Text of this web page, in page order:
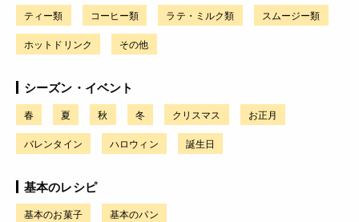
ティー類 コーヒー類 ラテ・ミルク類 スムージー類
ホットドリンク その他
シーズン・イベント
春 夏 秋 冬 クリスマス お正月
バレンタイン ハロウィン 誕生日
基本のレシピ
基本のお菓子 基本のパン